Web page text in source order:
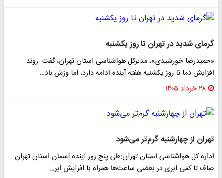
گرمای شدید در تهران تا روز یکشنبه
«حمیدرضا خورشیدی»، مدیرکل هواشناسی استان تهران، گفت: روند
افزایش دما تا روز یکشنبه هفته آینده ادامه دارد، اما وزش باد…
۲۸ خرداد ۱۴۰۵
تهران از چهارشنبه گرم‌تر می‌شود
اداره کل هواشناسی استان تهران:طی پنج روز آینده آسمان استان تهران
صاف تا کمی ابری در بعضی ساعت‌ها همراه با افزایش ابر…